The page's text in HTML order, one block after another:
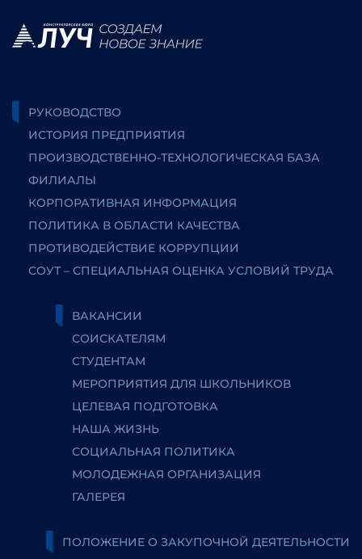
РУКОВОДСТВО
ИСТОРИЯ ПРЕДПРИЯТИЯ
ПРОИЗВОДСТВЕННО-ТЕХНОЛОГИЧЕСКАЯ БАЗА
ФИЛИАЛЫ
КОРПОРАТИВНАЯ ИНФОРМАЦИЯ
ПОЛИТИКА В ОБЛАСТИ КАЧЕСТВА
ПРОТИВОДЕЙСТВИЕ КОРРУПЦИИ
СОУТ – СПЕЦИАЛЬНАЯ ОЦЕНКА УСЛОВИЙ ТРУДА
ВАКАНСИИ
СОИСКАТЕЛЯМ
СТУДЕНТАМ
МЕРОПРИЯТИЯ ДЛЯ ШКОЛЬНИКОВ
ЦЕЛЕВАЯ ПОДГОТОВКА
НАША ЖИЗНЬ
СОЦИАЛЬНАЯ ПОЛИТИКА
МОЛОДЕЖНАЯ ОРГАНИЗАЦИЯ
ГАЛЕРЕЯ
ПОЛОЖЕНИЕ О ЗАКУПОЧНОЙ ДЕЯТЕЛЬНОСТИ